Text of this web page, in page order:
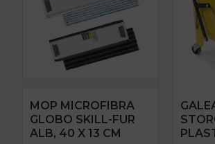
MOP MICROFIBRA
GLOBO SKILL-FUR
ALB, 40 X 13 CM